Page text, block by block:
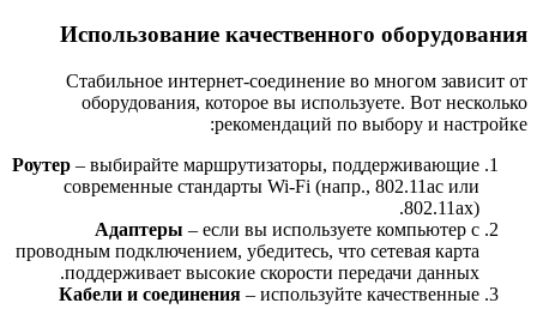
Использование качественного оборудования
Стабильное интернет-соединение во многом зависит от
оборудования, которое вы используете. Вот несколько
рекомендаций по выбору и настройке:
Роутер – выбирайте маршрутизаторы, поддерживающие
современные стандарты Wi-Fi (напр., 802.11ac или
802.11ax).
Адаптеры – если вы используете компьютер с
проводным подключением, убедитесь, что сетевая карта
поддерживает высокие скорости передачи данных.
Кабели и соединения – используйте качественные